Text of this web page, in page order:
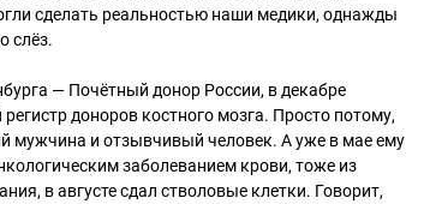
сделать реальностью наши медики, однажды
слёз.
— Почётный донор России, в декабре
доноров костного мозга. Просто потому,
мужчина и отзывчивый человек. А уже в мае ему
заболеванием крови, тоже из
в августе сдал стволовые клетки. Говорит,